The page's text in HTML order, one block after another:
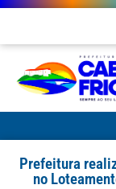
Prefeitura
no